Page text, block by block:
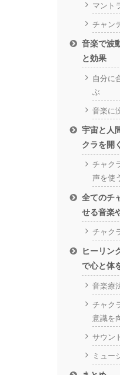
マント
チャン
音楽で波
と効果
自分に
ぶ
音楽に
宇宙と人
クラを開く
チャク
声を使
全てのチ
せる音楽
チャク
ヒーリン
で心と体
音楽療
チャク
意識を
サウン
ミュー